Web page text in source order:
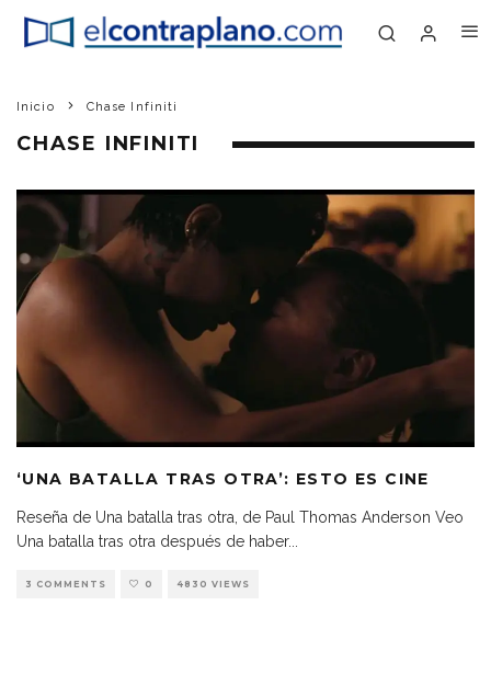
Inicio Chase Infiniti
CHASE INFINITI
‘UNA BATALLA TRAS OTRA’: ESTO ES CINE
Reseña de Una batalla tras otra, de Paul Thomas Anderson Veo
Una batalla tras otra después de haber...
3 COMMENTS 0 4830 VIEWS